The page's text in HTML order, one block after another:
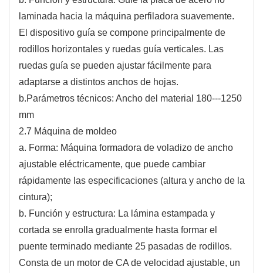
laminada hacia la máquina perfiladora suavemente.
El dispositivo guía se compone principalmente de
rodillos horizontales y ruedas guía verticales. Las
ruedas guía se pueden ajustar fácilmente para
adaptarse a distintos anchos de hojas.
b.Parámetros técnicos: Ancho del material 180---1250
mm
2.7 Máquina de moldeo
a. Forma: Máquina formadora de voladizo de ancho
ajustable eléctricamente, que puede cambiar
rápidamente las especificaciones (altura y ancho de la
cintura);
b. Función y estructura: La lámina estampada y
cortada se enrolla gradualmente hasta formar el
puente terminado mediante 25 pasadas de rodillos.
Consta de un motor de CA de velocidad ajustable, un